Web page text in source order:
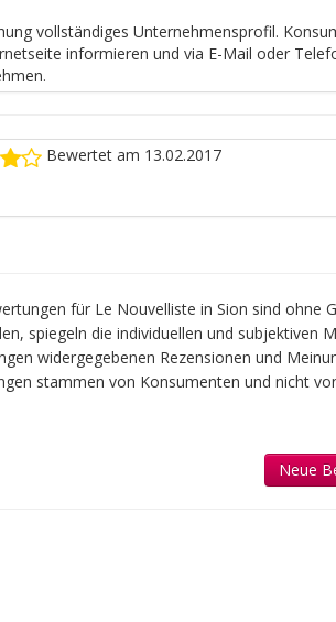
vollständiges Unternehmensprofil.
informieren und via E-Mail oder
Bewertet am 13.02.2017
für Le Nouvelliste in Sion sind ohne
spiegeln die individuellen und subjektiven
widergegebenen Rezensionen und
stammen von Konsumenten und nicht
Neue